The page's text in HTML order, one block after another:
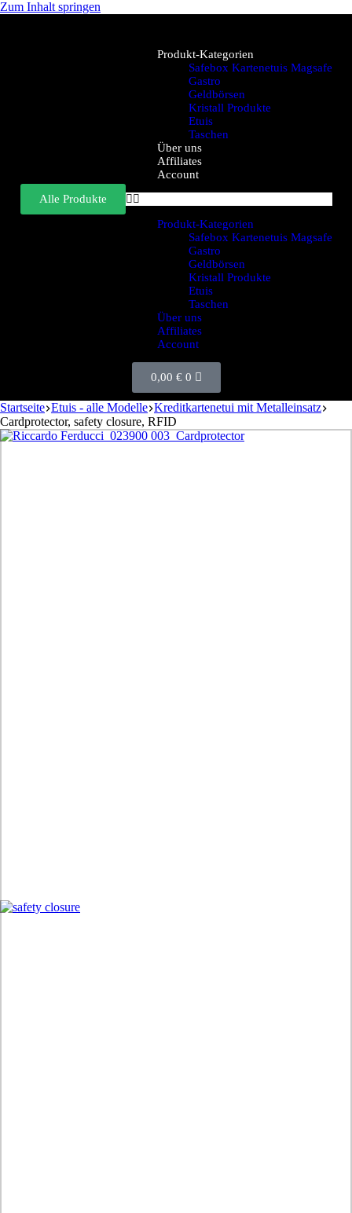
Zum Inhalt springen
Alle Produkte
Produkt-Kategorien
Safebox Kartenetuis Magsafe
Gastro
Geldbörsen
Kristall Produkte
Etuis
Taschen
Über uns
Affiliates
Account
Produkt-Kategorien
Safebox Kartenetuis Magsafe
Gastro
Geldbörsen
Kristall Produkte
Etuis
Taschen
Über uns
Affiliates
Account
0,00 € 0
Startseite Etuis - alle Modelle Kreditkartenetui mit Metalleinsatz
Cardprotector, safety closure, RFID